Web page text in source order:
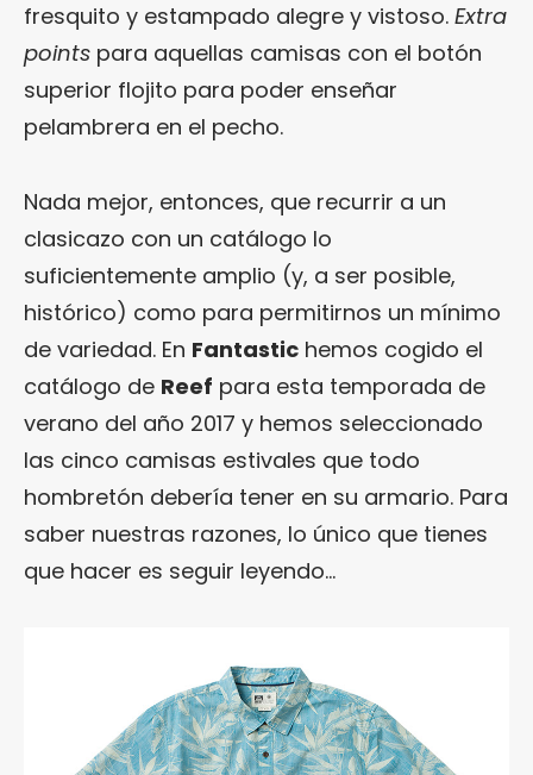
fresquito y estampado alegre y vistoso. Extra
points para aquellas camisas con el botón
superior flojito para poder enseñar
pelambrera en el pecho.
Nada mejor, entonces, que recurrir a un
clasicazo con un catálogo lo
suficientemente amplio (y, a ser posible,
histórico) como para permitirnos un mínimo
de variedad. En Fantastic hemos cogido el
catálogo de Reef para esta temporada de
verano del año 2017 y hemos seleccionado
las cinco camisas estivales que todo
hombretón debería tener en su armario. Para
saber nuestras razones, lo único que tienes
que hacer es seguir leyendo…